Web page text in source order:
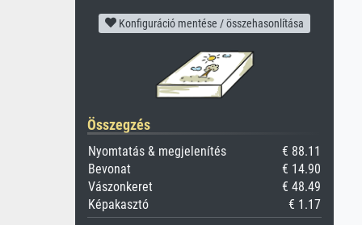
Konfiguráció mentése / összehasonlítása
Összegzés
Nyomtatás & megjelenítés
€ 88.11
Bevonat
€ 14.90
Vászonkeret
€ 48.49
Képakasztó
€ 1.17